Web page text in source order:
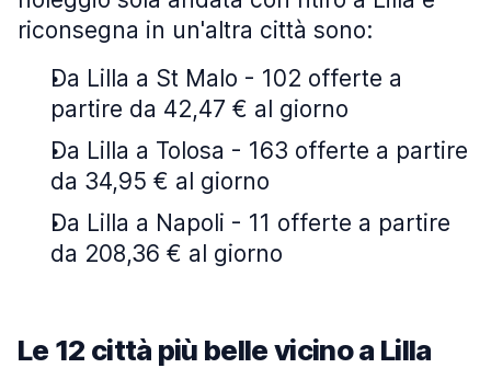
riconsegna in un'altra città sono:
Da Lilla a St Malo - 102 offerte a
partire da 42,47 € al giorno
Da Lilla a Tolosa - 163 offerte a partire
da 34,95 € al giorno
Da Lilla a Napoli - 11 offerte a partire
da 208,36 € al giorno
Le 12 città più belle vicino a Lilla